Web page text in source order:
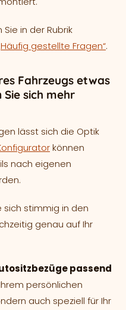
in der Rubrik
gestellte Fragen“.
Fahrzeugs etwas
sich mehr
lässt sich die Optik
können
nach eigenen
sich stimmig in den
genau auf Ihr
passend
persönlichen
auch speziell für Ihr